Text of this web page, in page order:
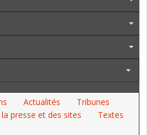
Actualités
Tribunes
la presse et des sites
Textes